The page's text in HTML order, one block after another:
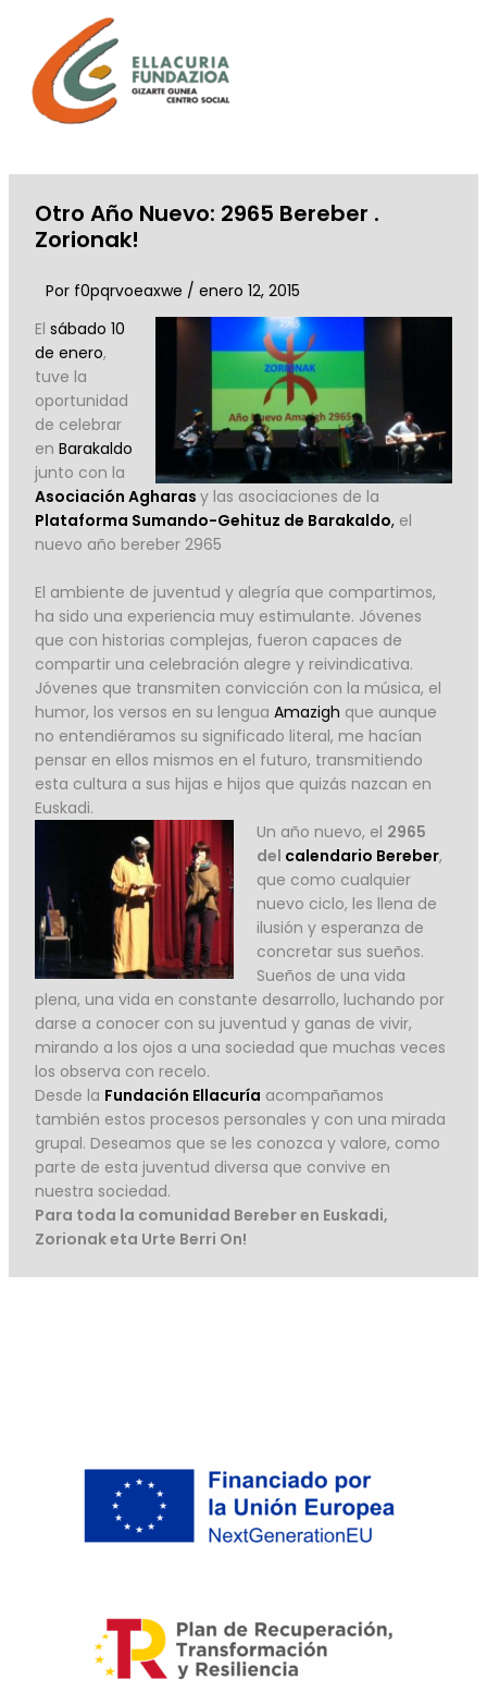
contenido
Otro Año Nuevo: 2965 Bereber .
Zorionak!
Por f0pqrvoeaxwe / enero 12, 2015
El sábado 10
de enero,
tuve la
oportunidad
de celebrar
en Barakaldo
junto con la
Asociación Agharas y las asociaciones de la
Plataforma Sumando-Gehituz de Barakaldo,el
nuevo año bereber 2965
El ambiente de juventud y alegría que compartimos,
ha sido una experiencia muy estimulante. Jóvenes
que con historias complejas, fueron capaces de
compartir una celebración alegre y reivindicativa.
Jóvenes que transmiten convicción con la música, el
humor, los versos en su lengua Amazigh que aunque
no entendiéramos su significado literal, me hacían
pensar en ellos mismos en el futuro, transmitiendo
esta cultura a sus hijas e hijos que quizás nazcan en
Euskadi.
Un año nuevo, el 2965
del calendario Bereber,
que como cualquier
nuevo ciclo, les llena de
ilusión y esperanza de
concretar sus sueños.
Sueños de una vida
plena, una vida en constante desarrollo, luchando por
darse a conocer con su juventud y ganas de vivir,
mirando a los ojos a una sociedad que muchas veces
los observa con recelo.
Desde la Fundación Ellacuría acompañamos
también estos procesos personales y con una mirada
grupal. Deseamos que se les conozca y valore, como
parte de esta juventud diversa que convive en
nuestra sociedad.
Para toda la comunidad Bereber en Euskadi,
Zorionak eta Urte Berri On!